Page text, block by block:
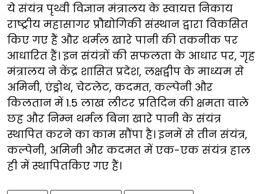
ये संयंत्र पृथ्वी विज्ञान मंत्रालय के स्वायत्त निकाय
राष्ट्रीय महासागर प्रौद्योगिकी संस्थान द्वारा विकसित
किए गए हैं और थर्मल खारे पानी की तकनीक पर
आधारित हैं। इन संयंत्रों की सफलता के आधार पर, गृह
मंत्रालय ने केंद्र शासित प्रदेश, लक्षद्वीप के माध्यम से
अमिनी, एंड्रोथ, चेटलेट, कदमत, कल्पेनी और
किलतान में 1.5 लाख लीटर प्रतिदिन की क्षमता वाले
छह और निम्न थर्मल बिना खारे पानी के संयंत्र
स्थापित करने का काम सौंपा है। इनमें से तीन संयंत्र,
कल्पेनी, अमिनी और कदमत में एक-एक संयंत्र हाल
ही में स्थापितकिए गए हैं।